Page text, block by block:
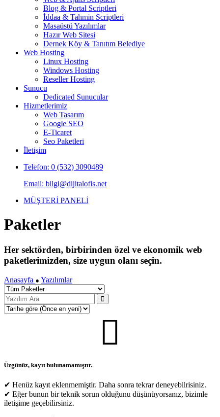
Blog & Portal Scriptleri
İddaa & Tahmin Scriptleri
Masaüstü Yazılımlar
Hazır Web Sitesi
Dernek Köy & Tanıtım Belediye
Web Hosting
Linux Hosting
Windows Hosting
Reseller Hosting
Sunucu
Dedicated Sunucular
Hizmetlerimiz
Web Tasarım
Google SEO
E-Ticaret
Seo Paketleri
İletişim
Telefon: 0 (532) 3090489
Email: bilgi@dijitalofis.net
MÜŞTERİ PANELİ
Paketler
Her sektörden, birbirinden özel ve ekonomik web
paketlerimizden, size uygun olanı seçin.
Anasayfa ● Yazılımlar
Üzgünüz, kayıt bulunamamıştır.
✔ Henüz kayıt eklenmemiştir. Daha sonra tekrar deneyebilrisiniz.
✔ Eğer bunun bir teknik sorun olduğunu düşünüyorsanız, bizimle
iletişime geçebilirsiniz.